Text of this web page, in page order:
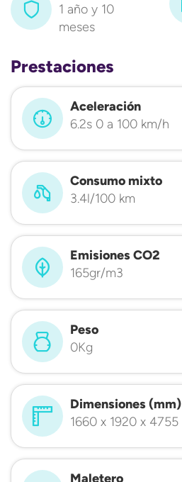
1 año y 10
meses
Prestaciones
Aceleración
6.2s 0 a 100 km/h
Consumo mixto
3.4l/100 km
Emisiones CO2
165gr/m3
Peso
0Kg
Dimensiones (mm)
1660 x 1920 x 4755
Maletero